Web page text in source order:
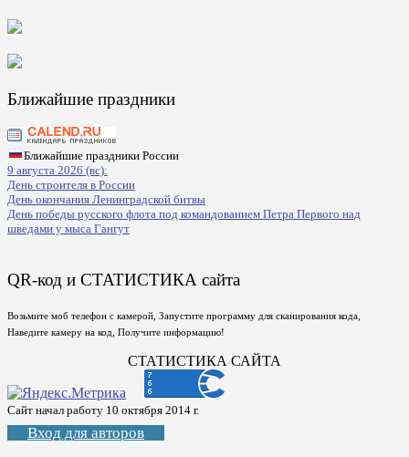
Ближайшие праздники
Ближайшие праздники России
9 августа 2026 (вс):
День строителя в России
День окончания Ленинградской битвы
День победы русского флота под командованием Петра Первого над
шведами у мыса Гангут
QR-код и СТАТИСТИКА сайта
Возьмите моб телефон с камерой, Запустите программу для сканирования кода,
Наведите камеру на код, Получите информацию!
СТАТИСТИКА САЙТА
Сайт начал работу 10 октября 2014 г.
Вход для авторов